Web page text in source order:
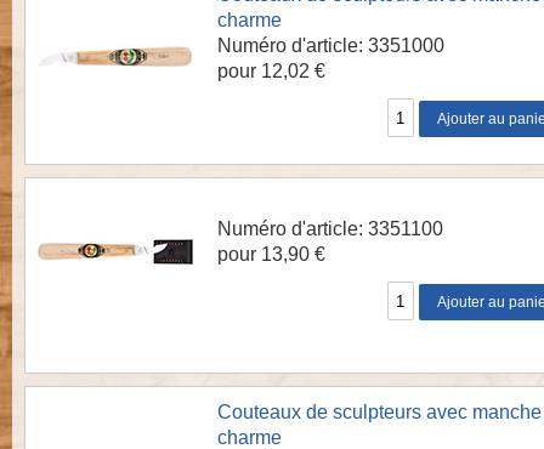
charme
Numéro d'article: 3351000
pour 12,02 €
Numéro d'article: 3351100
pour 13,90 €
Couteaux de sculpteurs avec
charme